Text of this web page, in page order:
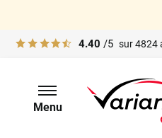
4.40 /5 sur4824
Menu